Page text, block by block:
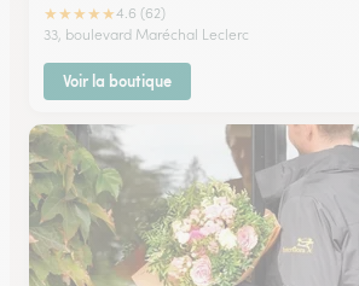
★★★★★4.6 (62)
33, boulevard Maréchal Leclerc
Voir la boutique